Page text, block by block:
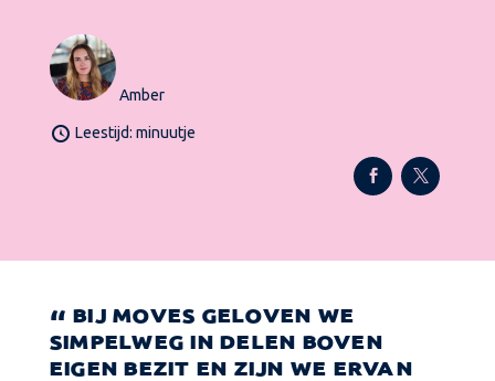
Amber
Leestijd: minuutje
BIJ MOVES GELOVEN WE
SIMPELWEG IN DELEN BOVEN
EIGEN BEZIT EN ZIJN WE ERVAN